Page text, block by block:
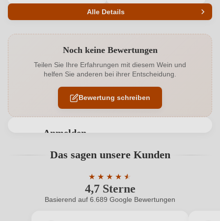
Alle Details
Alkoholgehalt in % 13 %
Allergene Enthält Sulfite
Auszeichnungen Vinibuoni
PASCHETTA VINI Società Agricola e Vitivinicola
Paschetta S.S., Frazione Madonna della Villa 209,
Noch keine Bewertungen
Teilen Sie Ihre Erfahrungen mit diesem Wein und
helfen Sie anderen bei ihrer Entscheidung.
Bewertung schreiben
Anmelden
Benutzern abgegeben werden. Bitte loggen Sie sich
Neuer Kunde? Neuer Kunde?
Das sagen unsere Kunden
4,7 Sterne
★ ★ ★ ★ ★
★
Durchschnittliche Bewertung von 4.7
Basierend auf 6.689 Google Bewertungen